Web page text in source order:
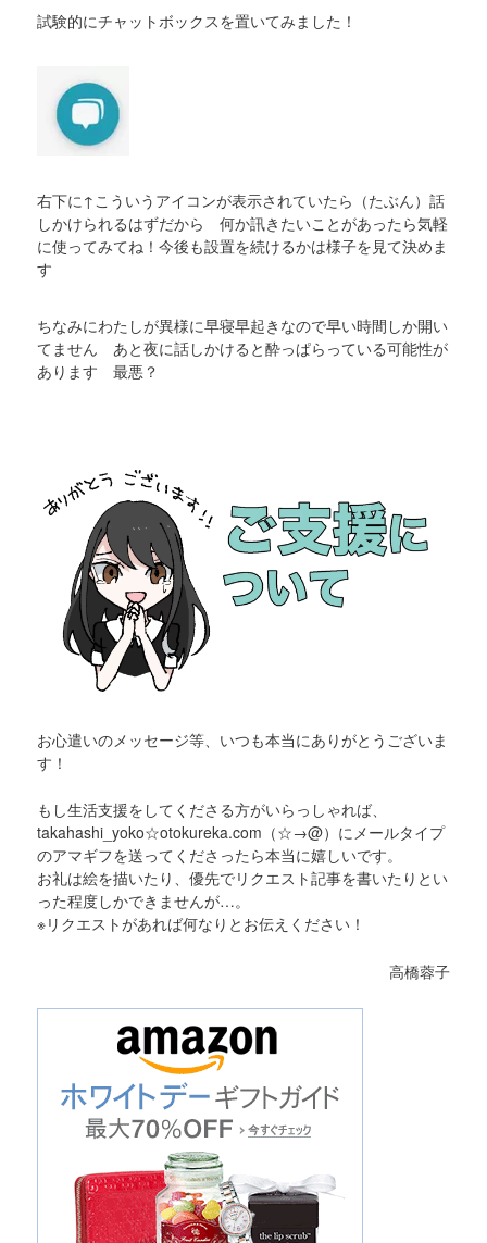
試験的にチャットボックスを置いてみました！
右下に↑こういうアイコンが表示されていたら（たぶん）話
しかけられるはずだから 何か訊きたいことがあったら気軽
に使ってみてね！今後も設置を続けるかは様子を見て決めま
す
ちなみにわたしが異様に早寝早起きなので早い時間しか開い
てません あと夜に話しかけると酔っぱらっている可能性が
あります 最悪？
お心遣いのメッセージ等、いつも本当にありがとうございま
す！
もし生活支援をしてくださる方がいらっしゃれば、
takahashi_yoko☆otokureka.com（☆→@）にメールタイプ
のアマギフを送ってくださったら本当に嬉しいです。
お礼は絵を描いたり、優先でリクエスト記事を書いたりとい
った程度しかできませんが…。
※リクエストがあれば何なりとお伝えください！
高橋蓉子